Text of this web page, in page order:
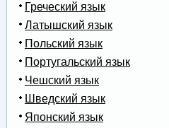
Греческий язык
Латышский язык
Польский язык
Португальский язык
Чешский язык
Шведский язык
Японский язык